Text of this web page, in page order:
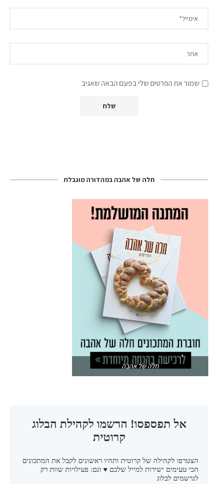
שמור את הפרטים שלי בפעם הבאה שאגיב
חלה של אהבה במהדורה מוגבלת
חלה של אהבה